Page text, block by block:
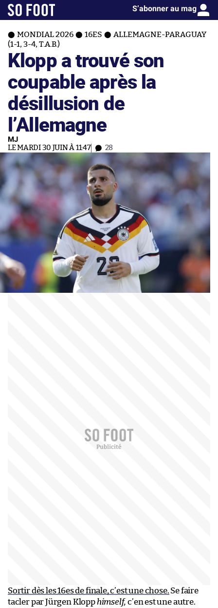
S’abonner au mag
MONDIAL 2026 16ES
ALLEMAGNE-PARAGUAY
(1-1, 3-4, T.A.B.)
Klopp a trouvé son
coupable après la
désillusion de
l’Allemagne
MJ
LE MARDI 30 JUIN À 11:47 28
Sortir dès les 16es de finale, c’est une chose. Se faire
tacler par Jürgen Klopp himself, c’en est une autre.